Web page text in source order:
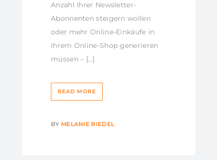
Anzahl Ihrer Newsletter-
Abonnenten steigern wollen
oder mehr Online-Einkäufe in
Ihrem Online-Shop generieren
müssen – […]
READ MORE
BY MELANIE RIEDEL